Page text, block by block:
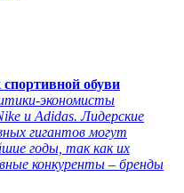
обуви
экономисты
и Adidas. Лидерские
гигантов могут
годы, так как их
конкуренты – бренды